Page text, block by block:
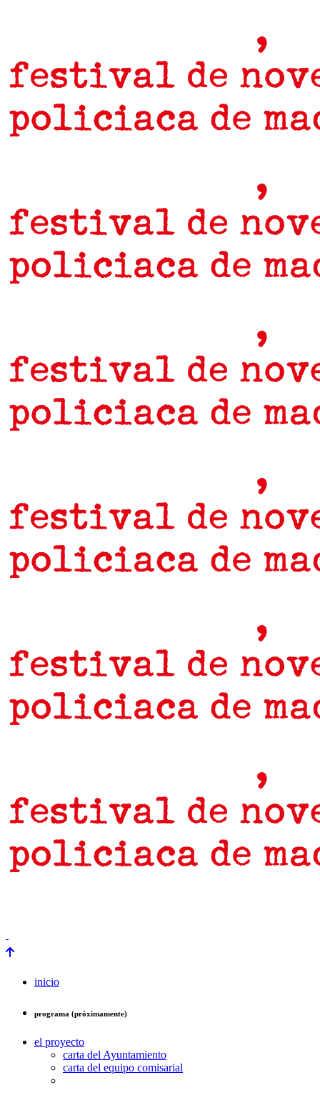
inicio
programa (próximamente)
el proyecto
carta del Ayuntamiento
carta del equipo comisarial